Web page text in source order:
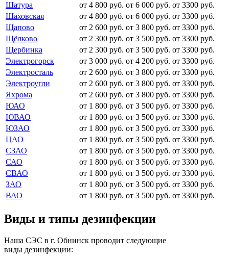
Шатура
от 4 800 руб. от 6 000 руб. от 3300 руб.
Шаховская
от 4 800 руб. от 6 000 руб. от 3300 руб.
Щапово
от 2 600 руб. от 3 800 руб. от 3300 руб.
Щёлково
от 2 300 руб. от 3 500 руб. от 3300 руб.
Щербинка
от 2 300 руб. от 3 500 руб. от 3300 руб.
Электрогорск
от 3 000 руб. от 4 200 руб. от 3300 руб.
Электросталь
от 2 600 руб. от 3 800 руб. от 3300 руб.
Электроугли
от 2 600 руб. от 3 800 руб. от 3300 руб.
Яхрома
от 2 600 руб. от 3 800 руб. от 3300 руб.
ЮАО
от 1 800 руб. от 3 500 руб. от 3300 руб.
ЮВАО
от 1 800 руб. от 3 500 руб. от 3300 руб.
ЮЗАО
от 1 800 руб. от 3 500 руб. от 3300 руб.
ЦАО
от 1 800 руб. от 3 500 руб. от 3300 руб.
СЗАО
от 1 800 руб. от 3 500 руб. от 3300 руб.
САО
от 1 800 руб. от 3 500 руб. от 3300 руб.
СВАО
от 1 800 руб. от 3 500 руб. от 3300 руб.
ЗАО
от 1 800 руб. от 3 500 руб. от 3300 руб.
ВАО
от 1 800 руб. от 3 500 руб. от 3300 руб.
Виды и типы дезинфекции
Наша СЭС в г. Обнинск проводит следующие
виды дезинфекции: